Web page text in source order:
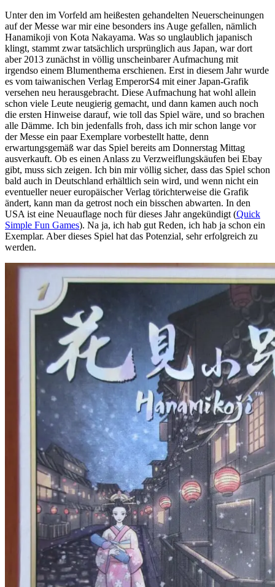
Unter den im Vorfeld am heißesten gehandelten Neuerscheinungen
auf der Messe war mir eine besonders ins Auge gefallen, nämlich
Hanamikoji von Kota Nakayama. Was so unglaublich japanisch
klingt, stammt zwar tatsächlich ursprünglich aus Japan, war dort
aber 2013 zunächst in völlig unscheinbarer Aufmachung mit
irgendso einem Blumenthema erschienen. Erst in diesem Jahr wurde
es vom taiwanischen Verlag EmperorS4 mit einer Japan-Grafik
versehen neu herausgebracht. Diese Aufmachung hat wohl allein
schon viele Leute neugierig gemacht, und dann kamen auch noch
die ersten Hinweise darauf, wie toll das Spiel wäre, und so brachen
alle Dämme. Ich bin jedenfalls froh, dass ich mir schon lange vor
der Messe ein paar Exemplare vorbestellt hatte, denn
erwartungsgemäß war das Spiel bereits am Donnerstag Mittag
ausverkauft. Ob es einen Anlass zu Verzweiflungskäufen bei Ebay
gibt, muss sich zeigen. Ich bin mir völlig sicher, dass das Spiel schon
bald auch in Deutschland erhältlich sein wird, und wenn nicht ein
eventueller neuer europäischer Verlag törichterweise die Grafik
ändert, kann man da getrost noch ein bisschen abwarten. In den
USA ist eine Neuauflage noch für dieses Jahr angekündigt (Quick
Simple Fun Games). Na ja, ich hab gut Reden, ich hab ja schon ein
Exemplar. Aber dieses Spiel hat das Potenzial, sehr erfolgreich zu
werden.